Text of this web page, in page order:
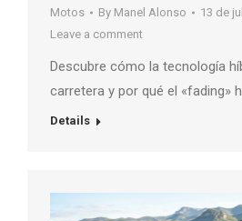
Motos By Manel Alonso
13 de
Leave a comment
Descubre cómo la tecnología
carretera y por qué el «fading»
Details